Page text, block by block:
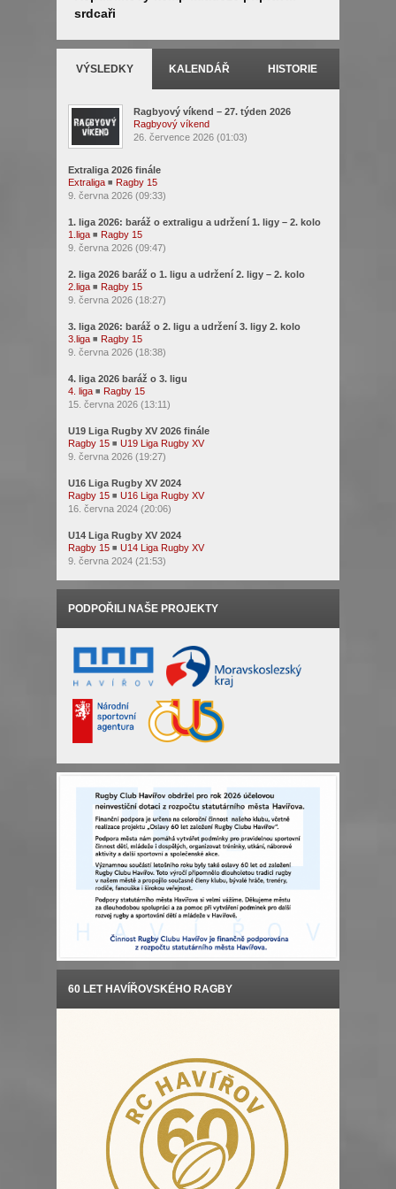
srdcaři
VÝSLEDKY KALENDÁŘ HISTORIE
Ragbyový víkend – 27. týden 2026
Ragbyový víkend
26. července 2026 (01:03)
Extraliga 2026 finále
Extraliga ◾ Ragby 15
9. června 2026 (09:33)
1. liga 2026: baráž o extraligu a udržení 1. ligy – 2. kolo
1.liga ◾ Ragby 15
9. června 2026 (09:47)
2. liga 2026 baráž o 1. ligu a udržení 2. ligy – 2. kolo
2.liga ◾ Ragby 15
9. června 2026 (18:27)
3. liga 2026: baráž o 2. ligu a udržení 3. ligy 2. kolo
3.liga ◾ Ragby 15
9. června 2026 (18:38)
4. liga 2026 baráž o 3. ligu
4. liga ◾ Ragby 15
15. června 2026 (13:11)
U19 Liga Rugby XV 2026 finále
Ragby 15 ◾ U19 Liga Rugby XV
9. června 2026 (19:27)
U16 Liga Rugby XV 2024
Ragby 15 ◾ U16 Liga Rugby XV
16. června 2024 (20:06)
U14 Liga Rugby XV 2024
Ragby 15 ◾ U14 Liga Rugby XV
9. června 2024 (21:53)
PODPOŘILI NAŠE PROJEKTY
60 LET HAVÍŘOVSKÉHO RAGBY